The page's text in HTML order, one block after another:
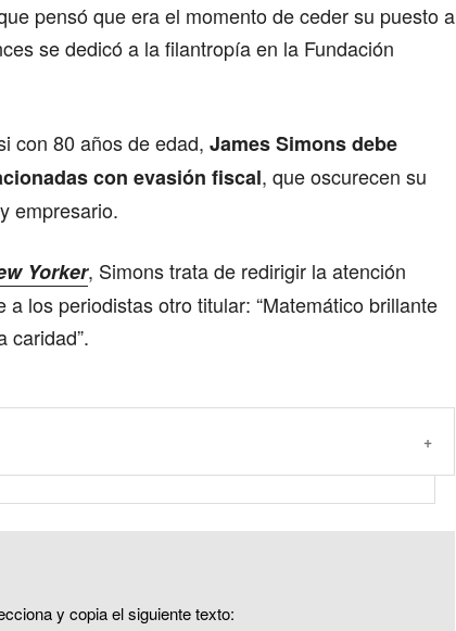
pensó que era el momento de ceder su puesto a
se dedicó a la filantropía en la Fundación
con 80 años de edad, James Simons debe
con evasión fiscal, que oscurecen su
empresario.
Yorker, Simons trata de redirigir la atención
los periodistas otro titular: “Matemático brillante
caridad”.
y copia el siguiente texto: